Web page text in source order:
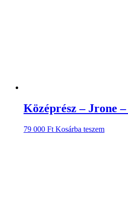
Középrész – Jrone
79 000 Ft Kosárba teszem